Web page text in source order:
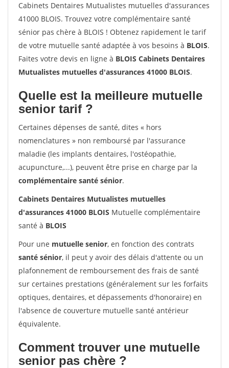
Cabinets Dentaires Mutualistes mutuelles d'assurances
41000 BLOIS. Trouvez votre complémentaire santé
sénior pas chère à BLOIS ! Obtenez rapidement le tarif
de votre mutuelle santé adaptée à vos besoins à BLOIS.
Faites votre devis en ligne à BLOIS Cabinets Dentaires
Mutualistes mutuelles d'assurances 41000 BLOIS.
Quelle est la meilleure mutuelle
senior tarif ?
Certaines dépenses de santé, dites « hors
nomenclatures » non remboursé par l'assurance
maladie (les implants dentaires, l'ostéopathie,
acupuncture,...), peuvent être prise en charge par la
complémentaire santé sénior.
Cabinets Dentaires Mutualistes mutuelles
d'assurances 41000 BLOIS Mutuelle complémentaire
santé à BLOIS
Pour une mutuelle senior, en fonction des contrats
santé sénior, il peut y avoir des délais d'attente ou un
plafonnement de remboursement des frais de santé
sur certaines prestations (généralement sur les forfaits
optiques, dentaires, et dépassements d'honoraire) en
l'absence de couverture mutuelle santé antérieur
équivalente.
Comment trouver une mutuelle
senior pas chère ?